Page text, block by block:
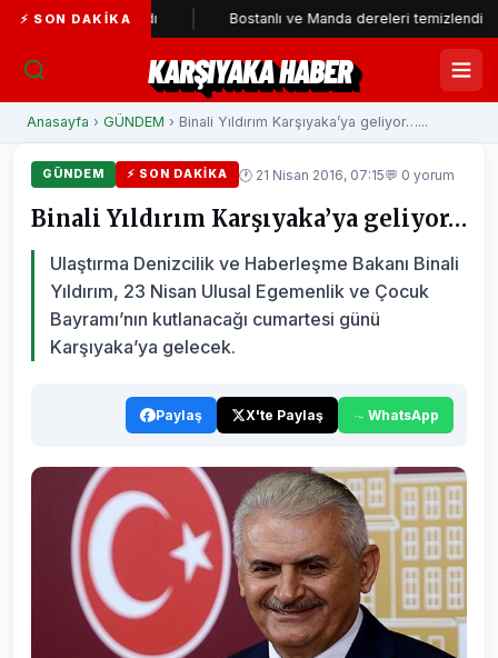
⚡ SON DAKIKA
katıldı Bostanlı ve Manda dereleri temizlendi
KARŞIYAKA HABER
Anasayfa › GÜNDEM › Binali Yıldırım Karşıyaka’ya geliyor…...
GÜNDEM ⚡ SON DAKIKA 🕐 21 Nisan 2016, 07:15💬 0 yorum
Binali Yıldırım Karşıyaka’ya geliyor…
Ulaştırma Denizcilik ve Haberleşme Bakanı Binali
Yıldırım, 23 Nisan Ulusal Egemenlik ve Çocuk
Bayramı’nın kutlanacağı cumartesi günü
Karşıyaka’ya gelecek.
Paylaş X'te Paylaş WhatsApp